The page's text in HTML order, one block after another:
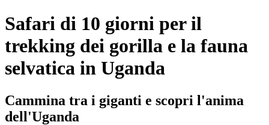
Safari di 10 giorni per il
trekking dei gorilla e la fauna
selvatica in Uganda
Cammina tra i giganti e scopri l'anima
dell'Uganda